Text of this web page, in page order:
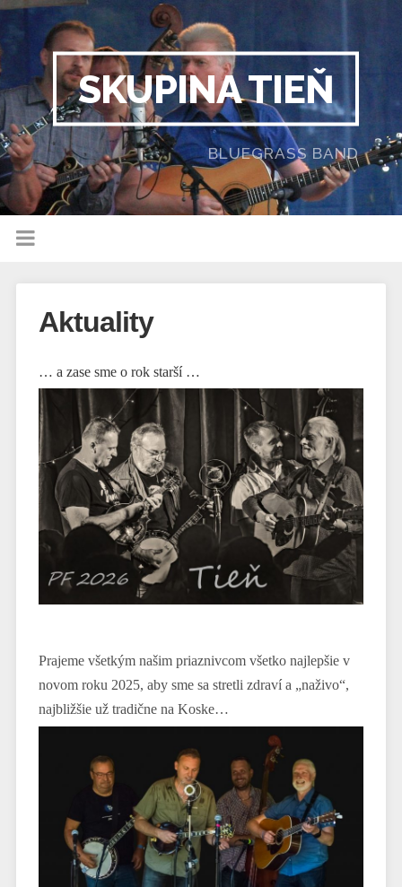
SKUPINA TIEŇ
BLUEGRASS BAND
Aktuality
… a zase sme o rok starší …
Prajeme všetkým našim priaznivcom všetko najlepšie v
novom roku 2025, aby sme sa stretli zdraví a „naživo“,
najbližšie už tradične na Koske…